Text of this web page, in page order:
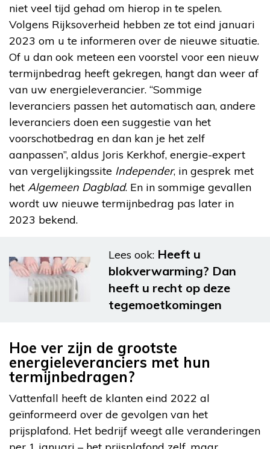
niet veel tijd gehad om hierop in te spelen.
Volgens Rijksoverheid hebben ze tot eind januari
2023 om u te informeren over de nieuwe situatie.
Of u dan ook meteen een voorstel voor een nieuw
termijnbedrag heeft gekregen, hangt dan weer af
van uw energieleverancier. “Sommige
leveranciers passen het automatisch aan, andere
leveranciers doen een suggestie van het
voorschotbedrag en dan kan je het zelf
aanpassen”, aldus Joris Kerkhof, energie-expert
van vergelijkingssite Independer, in gesprek met
het Algemeen Dagblad. En in sommige gevallen
wordt uw nieuwe termijnbedrag pas later in
2023 bekend.
Lees ook: Heeft u
blokverwarming? Dan
heeft u recht op deze
tegemoetkomingen
Hoe ver zijn de grootste
energieleveranciers met hun
termijnbedragen?
Vattenfall heeft de klanten eind 2022 al
geïnformeerd over de gevolgen van het
prijsplafond. Het bedrijf weegt alle veranderingen